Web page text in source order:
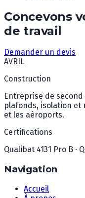
Concevons
de travail
Demander un devis
AVRIL
Construction
Entreprise de
plafonds, isolation et
et les aéroports.
Certifications
Qualibat 4131 Pro B ·
Navigation
Accueil